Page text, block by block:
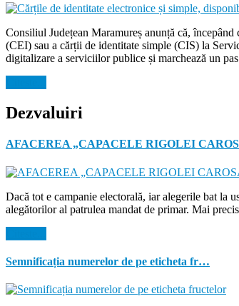
Consiliul Județean Maramureș anunță că,
(CEI) sau a cărții de identitate simple (CIS) la
digitalizare a serviciilor publice și marchează un
Dezvaluiri
AFACEREA „CAPACELE RIGOLEI
Dacă tot e campanie electorală, iar alegerile bat la
alegătorilor al patrulea mandat de primar. Mai
Semnificația numerelor de pe eticheta fr…